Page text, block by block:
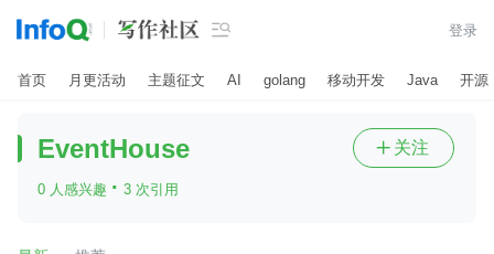
 登录
首页 月更活动 主题征文 AI golang 移动开发 Java 开源
EventHouse
0 人感兴趣 · 3 次引用
 关注